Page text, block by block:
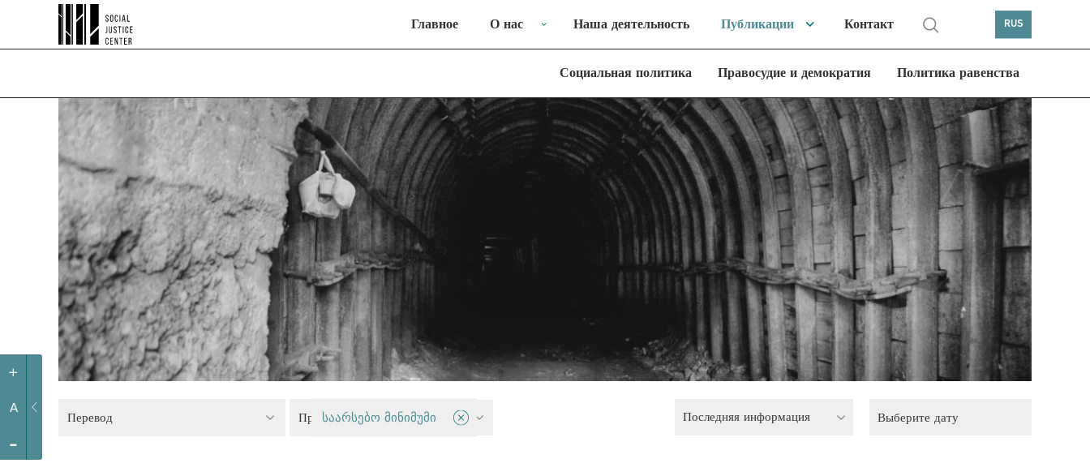
+
A
-
Главное О нас Наша деятельность Публикации Контакт RUS
Социальная политика Правосудие и демократия Политика равенства
Перевод Право на труд
საარსებო მინიმუმი Последняя информация